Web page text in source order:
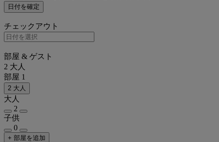
日付を確定
チェックアウト
部屋 & ゲスト
2 大人
部屋 1
2 大人
大人
2
子供
0
+ 部屋を追加